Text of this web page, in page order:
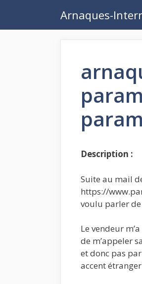
contenu
Arnaques-
Description :
Suite au mail
https://
voulu parler de
Le vendeur
de m’appeler
et donc pas
accent